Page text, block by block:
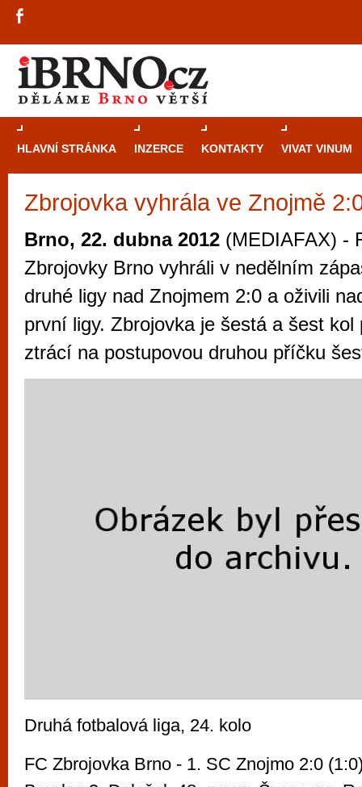
HLAVNÍ STRÁNKA INZERCE KONTAKTY VIVAT VINUM
Zbrojovka vyhrála ve Znojmě
Brno, 22. dubna 2012 (MEDIAFAX) -
Zbrojovky Brno vyhráli v nedělním
druhé ligy nad Znojmem 2:0 a oživili
první ligy. Zbrojovka je šestá a šest kol
ztrácí na postupovou druhou příčku
Druhá fotbalová liga, 24. kolo
FC Zbrojovka Brno - 1. SC Znojmo 2:0
Průvodce
Brně: Od
automaty
Brno je
zajímavé
restaurace,
Mimo jiné je ale také místem, kde si
vyzkoušet různé kasinové hry. V